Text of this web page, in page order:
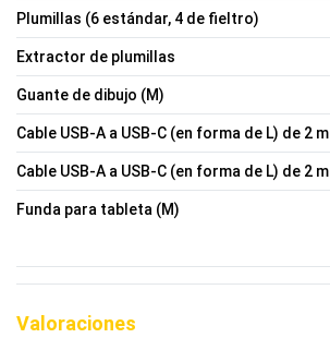
Plumillas (6 estándar, 4 de fieltro)
Extractor de plumillas
Guante de dibujo (M)
Cable USB-A a USB-C (en forma de L) de 2 m
Cable USB-A a USB-C (en forma de L) de 2 m
Funda para tableta (M)
Valoraciones